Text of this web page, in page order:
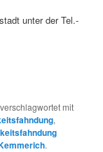
unter der Tel.-
mit
,
.